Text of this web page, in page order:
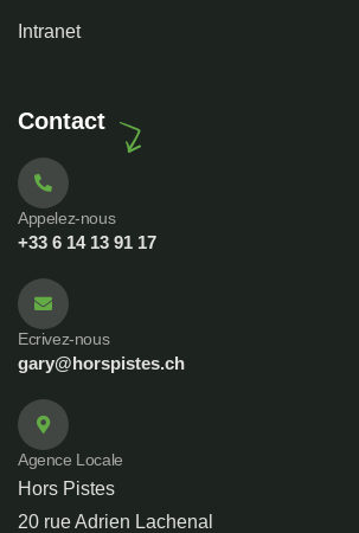
Intranet
Contact
Appelez-nous
+33 6 14 13 91 17
Ecrivez-nous
gary@horspistes.ch
Agence Locale
Hors Pistes
20 rue Adrien Lachenal